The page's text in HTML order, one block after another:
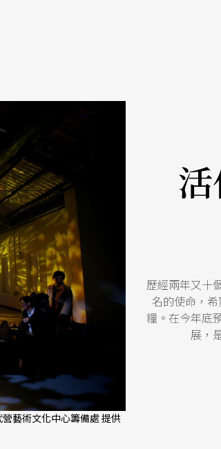
藝術文化中心籌備處 提供
歷經兩年又十
名的使命，
糧。在今年底
展，